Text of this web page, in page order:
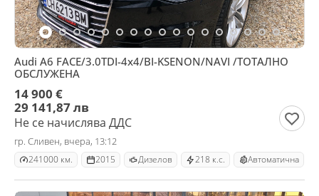
Audi A6 FACE/3.0TDI-4x4/BI-KSENON/NAVI /ТОТАЛНО
ОБСЛУЖЕНА
14 900 €
29 141,87 лв
Не се начислява ДДС
гр. Сливен, вчера, 13:12
241000 км. 2015 Дизелов 218 к.с. Автоматична